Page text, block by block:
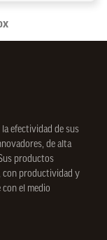
efectividad de sus
de alta
productos
con productividad y
el medio